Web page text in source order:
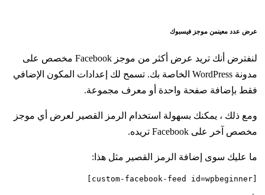
عرض عدد معينمن موجز فيسبوك
لنفترض أنك تريد عرض أكثر من موجز Facebook مخصص على
مدونة WordPress الخاصة بك. تسمح لك إعدادات المكون الإضافي
فقط بإضافة صفحة واحدة أو معرف مجموعة.
ومع ذلك ، يمكنك بسهولة استخدام الرمز القصير لعرض أي موجز
مخصص آخر على Facebook تريده.
ما عليك سوى إضافة الرمز القصير مثل هذا:
[custom-facebook-feed id=wpbeginner]